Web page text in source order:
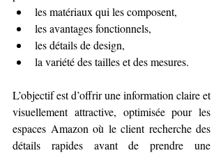
les matériaux qui les composent,
les avantages fonctionnels,
les détails de design,
la variété des tailles et des mesures.
L’objectif est d’offrir une information claire et
visuellement attractive, optimisée pour les
espaces Amazon où le client recherche des
détails rapides avant de prendre une